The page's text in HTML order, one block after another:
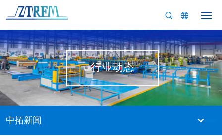
行业动态
中拓新闻